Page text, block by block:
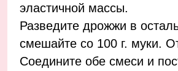
эластичной массы.
Разведите дрожжи в
смешайте со 100 г. муки.
Соедините обе смеси и